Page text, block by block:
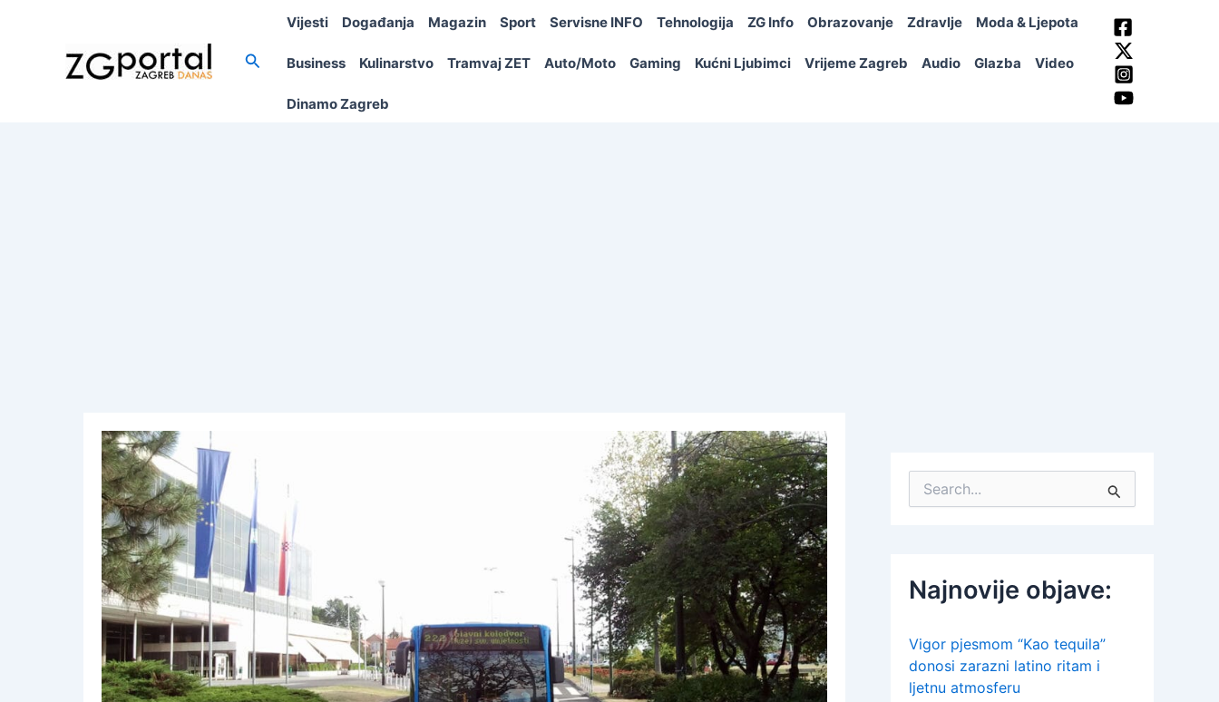
Search
Vijesti Događanja Magazin Sport Servisne INFO Tehnologija ZG Info Obrazovanje Zdravlje Moda & Ljepota
Business Kulinarstvo Tramvaj ZET Auto/Moto Gaming Kućni Ljubimci Vrijeme Zagreb Audio Glazba Video
Dinamo Zagreb
:
Najnovije objave:
Vigor pjesmom “Kao tequila”
donosi zarazni latino ritam i
ljetnu atmosferu